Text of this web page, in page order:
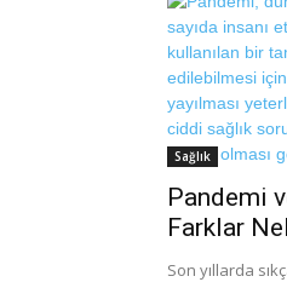
Sağlık
Pandemi
Farklar
Son yıllarda